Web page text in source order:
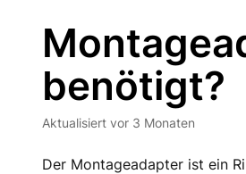
benötigt?
Aktualisiert vor 3 Monaten
Der Montageadapter ist ein